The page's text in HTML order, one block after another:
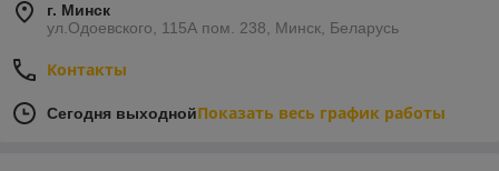
г. Минск
ул.Одоевского, 115А пом. 238, Минск, Беларусь
Контакты
Сегодня выходнойПоказать весь график работы